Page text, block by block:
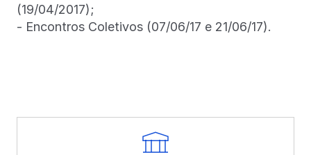
(19/04/2017);
- Encontros Coletivos (07/06/17 e 21/06/17).